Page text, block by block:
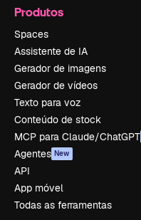
Produtos
Spaces
Assistente de IA
Gerador de imagens
Gerador de vídeos
Texto para voz
Conteúdo de stock
MCP para Claude/ChatGPT
Agentes New
API
App móvel
Todas as ferramentas